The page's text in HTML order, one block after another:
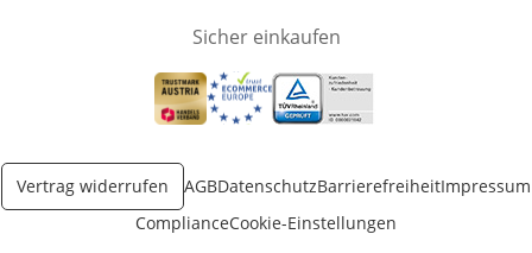
Sicher einkaufen
Öffnet in neuem Fenster
Öffnet in neuem Fenster
Öffnet in neuem Fenster
Vertrag widerrufen AGBDatenschutzBarrierefreiheitImpressum
ComplianceCookie-Einstellungen